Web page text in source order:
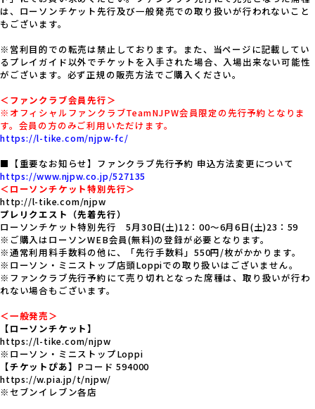
は、ローソンチケット先行及び一般発売での取り扱いが行われないこと
もございます。
※営利目的での転売は禁止しております。また、当ページに記載してい
るプレイガイド以外でチケットを入手された場合、入場出来ない可能性
がございます。必ず正規の販売方法でご購入ください。
＜ファンクラブ会員先行＞
※オフィシャルファンクラブTeamNJPW会員限定の先行予約となりま
す。会員の方のみご利用いただけます。
https://l-tike.com/njpw-fc/
■【重要なお知らせ】ファンクラブ先行予約 申込方法変更について
https://www.njpw.co.jp/527135
＜ローソンチケット特別先行＞
http://l-tike.com/njpw
プレリクエスト（先着先行）
ローソンチケット特別先行 5月30日(土)12：00～6月6日(土)23：59
※ご購入はローソンWEB会員(無料)の登録が必要となります。
※通常利用料手数料の他に、「先行手数料」550円/枚がかかります。
※ローソン・ミニストップ店頭Loppiでの取り扱いはございません。
※ファンクラブ先行予約にて売り切れとなった席種は、取り扱いが行わ
れない場合もございます。
＜一般発売＞
【ローソンチケット】
https://l-tike.com/njpw
※ローソン・ミニストップLoppi
【チケットぴあ】 Pコード 594000
https://w.pia.jp/t/njpw/
※セブンイレブン各店